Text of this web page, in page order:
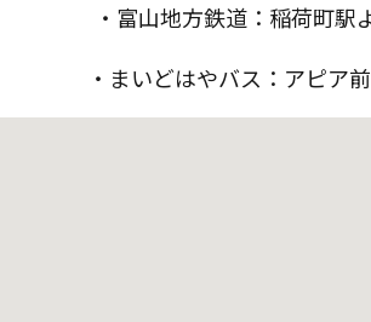
・富山地方鉄道：稲荷町
・まいどはやバス：アピア